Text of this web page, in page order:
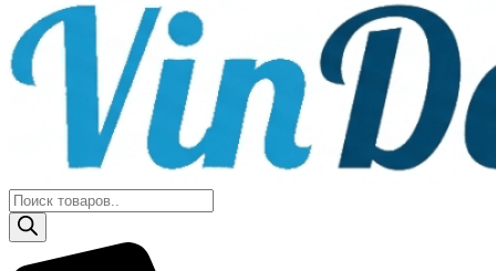
Поиск
товаров